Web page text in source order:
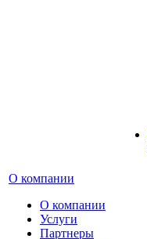
О компании
О компании
Услуги
Партнеры